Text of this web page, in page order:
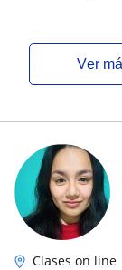
ver
Clases on line